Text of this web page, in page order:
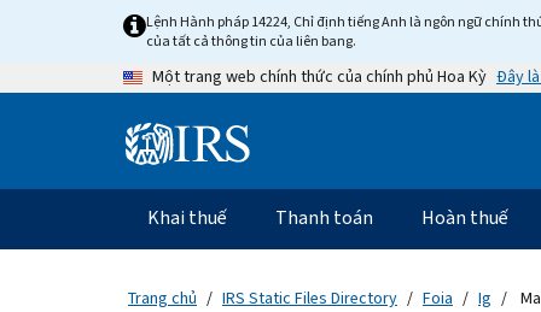
content
Lệnh Hành pháp 14224, Chỉ định tiếng Anh là ngôn ngữ chính
của tất cả thông tin của liên bang.
Một trang web chính thức của chính phủ Hoa Kỳ Đây
Information
Điều
hướng
chính
Khai thuế Thanh toán Hoàn thuế
Trang chủ IRS Static Files Directory Foia Ig Ma